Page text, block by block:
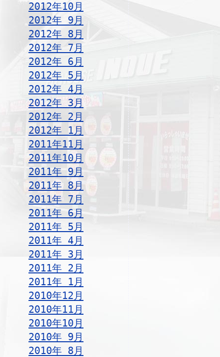
2012年10月
2012年 9月
2012年 8月
2012年 7月
2012年 6月
2012年 5月
2012年 4月
2012年 3月
2012年 2月
2012年 1月
2011年11月
2011年10月
2011年 9月
2011年 8月
2011年 7月
2011年 6月
2011年 5月
2011年 4月
2011年 3月
2011年 2月
2011年 1月
2010年12月
2010年11月
2010年10月
2010年 9月
2010年 8月